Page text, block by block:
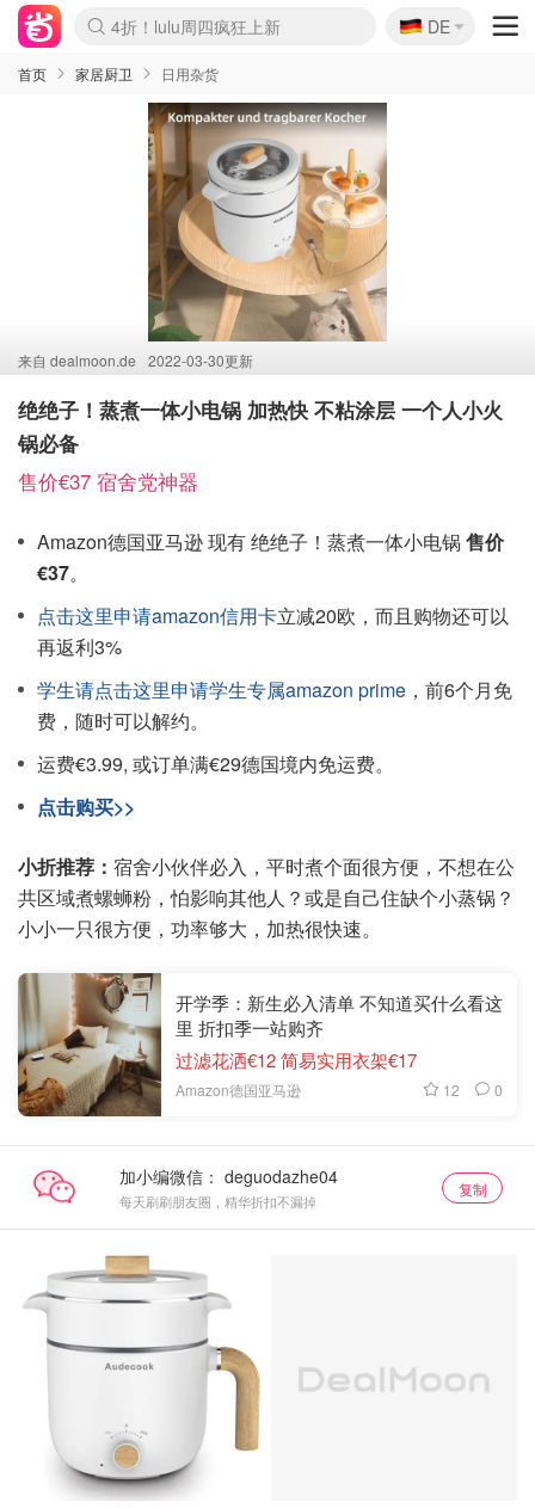
Boticinal 夏促开抢！
4折！lulu周四疯狂上新
还没结束！&OtherStories大促
Joybuy变相75折 随时失效
速领！Stanley独家85折
疑似霸哥！Camper额外叠85折
Zalando 奥莱闪促！每日更新
Moncler反季囤！5折起+叠9折
Coach Brooklyn仅€192
🇩🇪
DE
首页 家居厨卫 日用杂货
来自 dealmoon.de 2022-03-30更新
绝绝子！蒸煮一体小电锅 加热快 不粘涂层 一个人小火
锅必备
售价€37 宿舍党神器
Amazon德国亚马逊 现有 绝绝子！蒸煮一体小电锅 售价
€37。
点击这里申请amazon信用卡立减20欧，而且购物还可以
再返利3%
学生请点击这里申请学生专属amazon prime ，前6个月免
费，随时可以解约。
运费€3.99, 或订单满€29德国境内免运费。
点击购买>>
小折推荐： 宿舍小伙伴必入，平时煮个面很方便，不想在公
共区域煮螺蛳粉，怕影响其他人？或是自己住缺个小蒸锅？
小小一只很方便，功率够大，加热很快速。
开学季：新生必入清单 不知道买什么看这
里 折扣季一站购齐
过滤花洒€12 简易实用衣架€17
Amazon德国亚马逊 12 0
加小编微信：
每天刷刷朋友圈，精华折扣不漏掉
复制